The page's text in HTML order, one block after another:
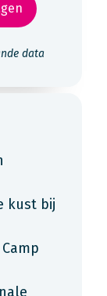
data
kust bij